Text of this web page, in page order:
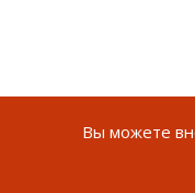
Вы можете